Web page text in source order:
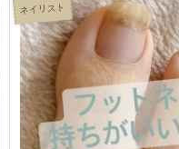
ネイリスト